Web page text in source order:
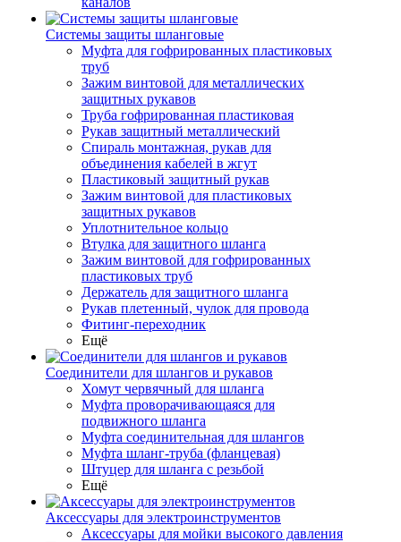
Системы защиты шланговые
Муфта для гофрированных пластиковых
труб
Зажим винтовой для металлических
защитных рукавов
Труба гофрированная пластиковая
Рукав защитный металлический
Спираль монтажная, рукав для
объединения кабелей в жгут
Пластиковый защитный рукав
Зажим винтовой для пластиковых
защитных рукавов
Уплотнительное кольцо
Втулка для защитного шланга
Зажим винтовой для гофрированных
пластиковых труб
Держатель для защитного шланга
Рукав плетенный, чулок для провода
Фитинг-переходник
Ещё
Соединители для шлангов и рукавов
Хомут червячный для шланга
Муфта проворачивающаяся для
подвижного шланга
Муфта соединительная для шлангов
Муфта шланг-труба (фланцевая)
Штуцер для шланга с резьбой
Ещё
Аксессуары для электроинструментов
Аксессуары для мойки высокого давления